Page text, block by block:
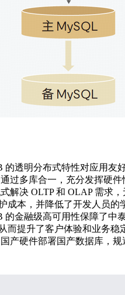
的透明分布式特性对应用友
通过多库合一，充分发挥硬
解决 OLTP 和 OLAP 需求
成本，并降低了开发人员的
的金融级高可用性保障了中
而提升了客户体验和业务稳
产硬件部署国产数据库，